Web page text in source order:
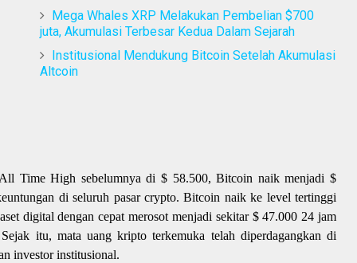
Mega Whales XRP Melakukan Pembelian $700
juta, Akumulasi Terbesar Kedua Dalam Sejarah
Institusional Mendukung Bitcoin Setelah Akumulasi
Altcoin
All Time High sebelumnya di $ 58.500, Bitcoin naik menjadi $
di seluruh pasar crypto. Bitcoin naik ke level tertinggi
digital dengan cepat merosot menjadi sekitar $ 47.000 24 jam
itu, mata uang kripto terkemuka telah diperdagangkan di
investor institusional.